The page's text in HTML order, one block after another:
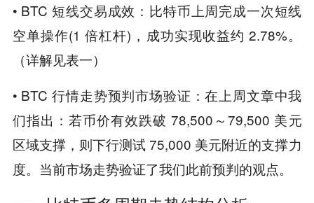
• BTC 短线交易成效：比特币上周完成一次短线
空单操作(1 倍杠杆)，成功实现收益约 2.78%。
（详解见表一）
• BTC 行情走势预判市场验证：在上周文章中我
们指出：若币价有效跌破 78,500～79,500 美元
区域支撑，则下行测试 75,000 美元附近的支撑力
度。当前市场走势验证了我们此前预判的观点。